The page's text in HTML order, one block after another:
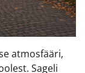
atmosfääri,
Sageli